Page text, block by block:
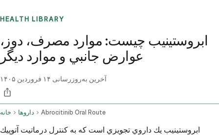
HEALTH LIBRARY
ابروستينيب چيست: موارد مصرف، دوز،
عوارض جانبي و موارد ديگر
آخرین به‌روزرسانی ۱۴ فروردین ۱۴۰۵
خانه داروها Abrocitinib Oral Route
ابروستينيب يك داروي تجويزي است كه به كنترل درماتيت آتوپيك